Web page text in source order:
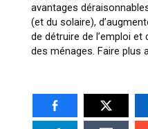
avantages
(et du solaire),
de détruire de l’emploi et
des ménages. Faire plus